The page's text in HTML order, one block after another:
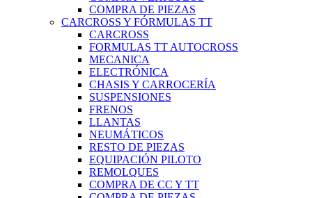
COMPRA DE PIEZAS
CARCROSS Y FÓRMULAS TT
CARCROSS
FORMULAS TT AUTOCROSS
MECANICA
ELECTRÓNICA
CHASIS Y CARROCERÍA
SUSPENSIONES
FRENOS
LLANTAS
NEUMÁTICOS
RESTO DE PIEZAS
EQUIPACIÓN PILOTO
REMOLQUES
COMPRA DE CC Y TT